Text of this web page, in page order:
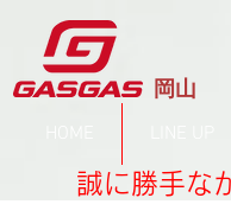
​岡山
誠に勝手な